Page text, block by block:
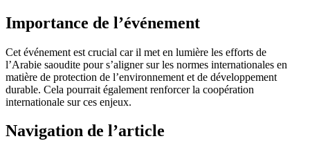
Importance de l’événement
Cet événement est crucial car il met en lumière les efforts de
l’Arabie saoudite pour s’aligner sur les normes internationales en
matière de protection de l’environnement et de développement
durable. Cela pourrait également renforcer la coopération
internationale sur ces enjeux.
Navigation de l’article